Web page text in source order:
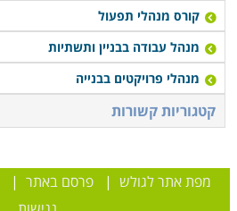
קורס מנהלי תפעול
מנהל עבודה בבניין ותשתיות
מנהלי פרויקטים בבנייה
קטגוריות קשורות
מפת אתר לגולש |פרסם באתר |